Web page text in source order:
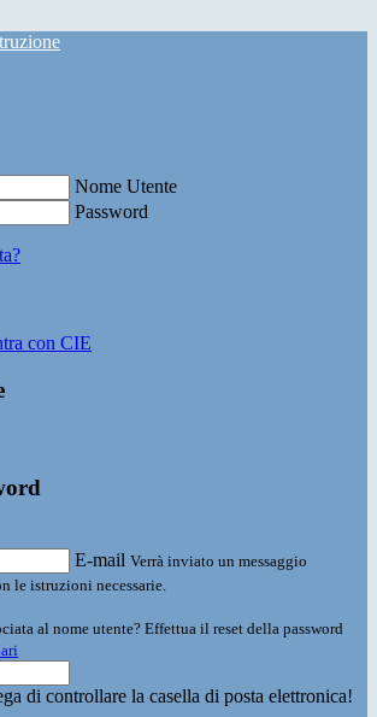
Nome Utente
Password
con CIE
E-mail Verrà inviato un messaggio
le istruzioni necessarie.
al nome utente? Effettua il reset della password
di controllare la casella di posta elettronica!